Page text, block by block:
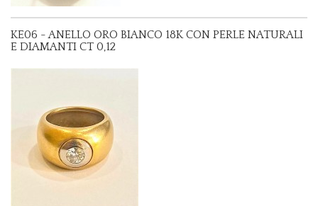
KE06 - ANELLO ORO BIANCO 18K CON PERLE NATURALI
E DIAMANTI CT 0,12